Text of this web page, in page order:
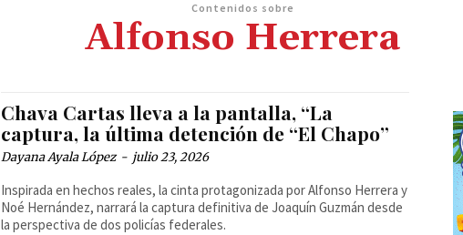
Contenidos sobre
Alfonso Herrera
Chava Cartas lleva a la pantalla, “La
captura, la última detención de “El Chapo”
Dayana Ayala López - julio 23, 2026
Inspirada en hechos reales, la cinta protagonizada por Alfonso Herrera y
Noé Hernández, narrará la captura definitiva de Joaquín Guzmán desde
la perspectiva de dos policías federales.